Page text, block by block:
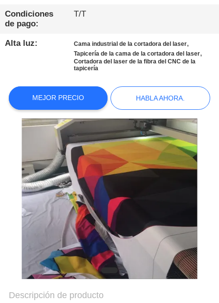
CONTÁCTENOS
NOTICIAS
AHORA.
COMPANY
SITEMAP
PRIVACY
POLICY
Condiciones
de pago:
T/T
Alta luz: Cama industrial de la cortadora del laser,
Tapicería de la cama de la cortadora del laser,
Cortadora del laser de la fibra del CNC de la
tapicería
MEJOR PRECIO HABLA AHORA.
Descripción de producto